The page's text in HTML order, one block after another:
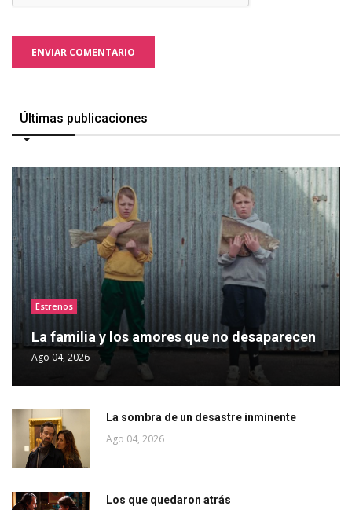
ENVIAR COMENTARIO
Últimas publicaciones
Estrenos
La familia y los amores que no desaparecen
Ago 04, 2026
La sombra de un desastre inminente
Ago 04, 2026
Los que quedaron atrás